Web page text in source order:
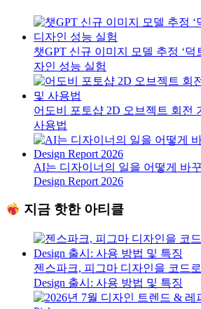
챗GPT 신규 이미지 모델 추정 ‘덕
자인 성능 실험
어도비 포토샵 2D 오브젝트 회전
사용법
AI는 디자이너의 일을 어떻게 바
Design Report 2026
지금 핫한 아티클
젠스파크, 피그마 디자인을 코드
Design 출시: 사용 방법 및 특징